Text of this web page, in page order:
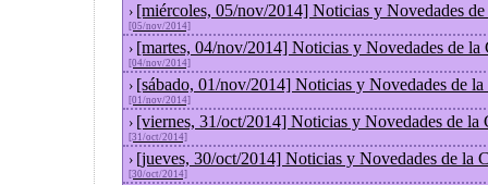
› [miércoles, 05/nov/2014] Noticias y Novedades
[05/nov/2014]
› [martes, 04/nov/2014] Noticias y Novedades de la
[04/nov/2014]
› [sábado, 01/nov/2014] Noticias y Novedades de
[01/nov/2014]
› [viernes, 31/oct/2014] Noticias y Novedades de la
[31/oct/2014]
› [jueves, 30/oct/2014] Noticias y Novedades de la
[30/oct/2014]